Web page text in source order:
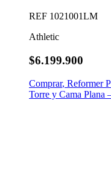
REF 1021001LM
Athletic
$6.199.900
Comprar, Reformer
Torre y Cama Plana